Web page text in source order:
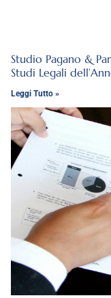
Studio Pagano &
Studi Legali
Leggi Tutto »